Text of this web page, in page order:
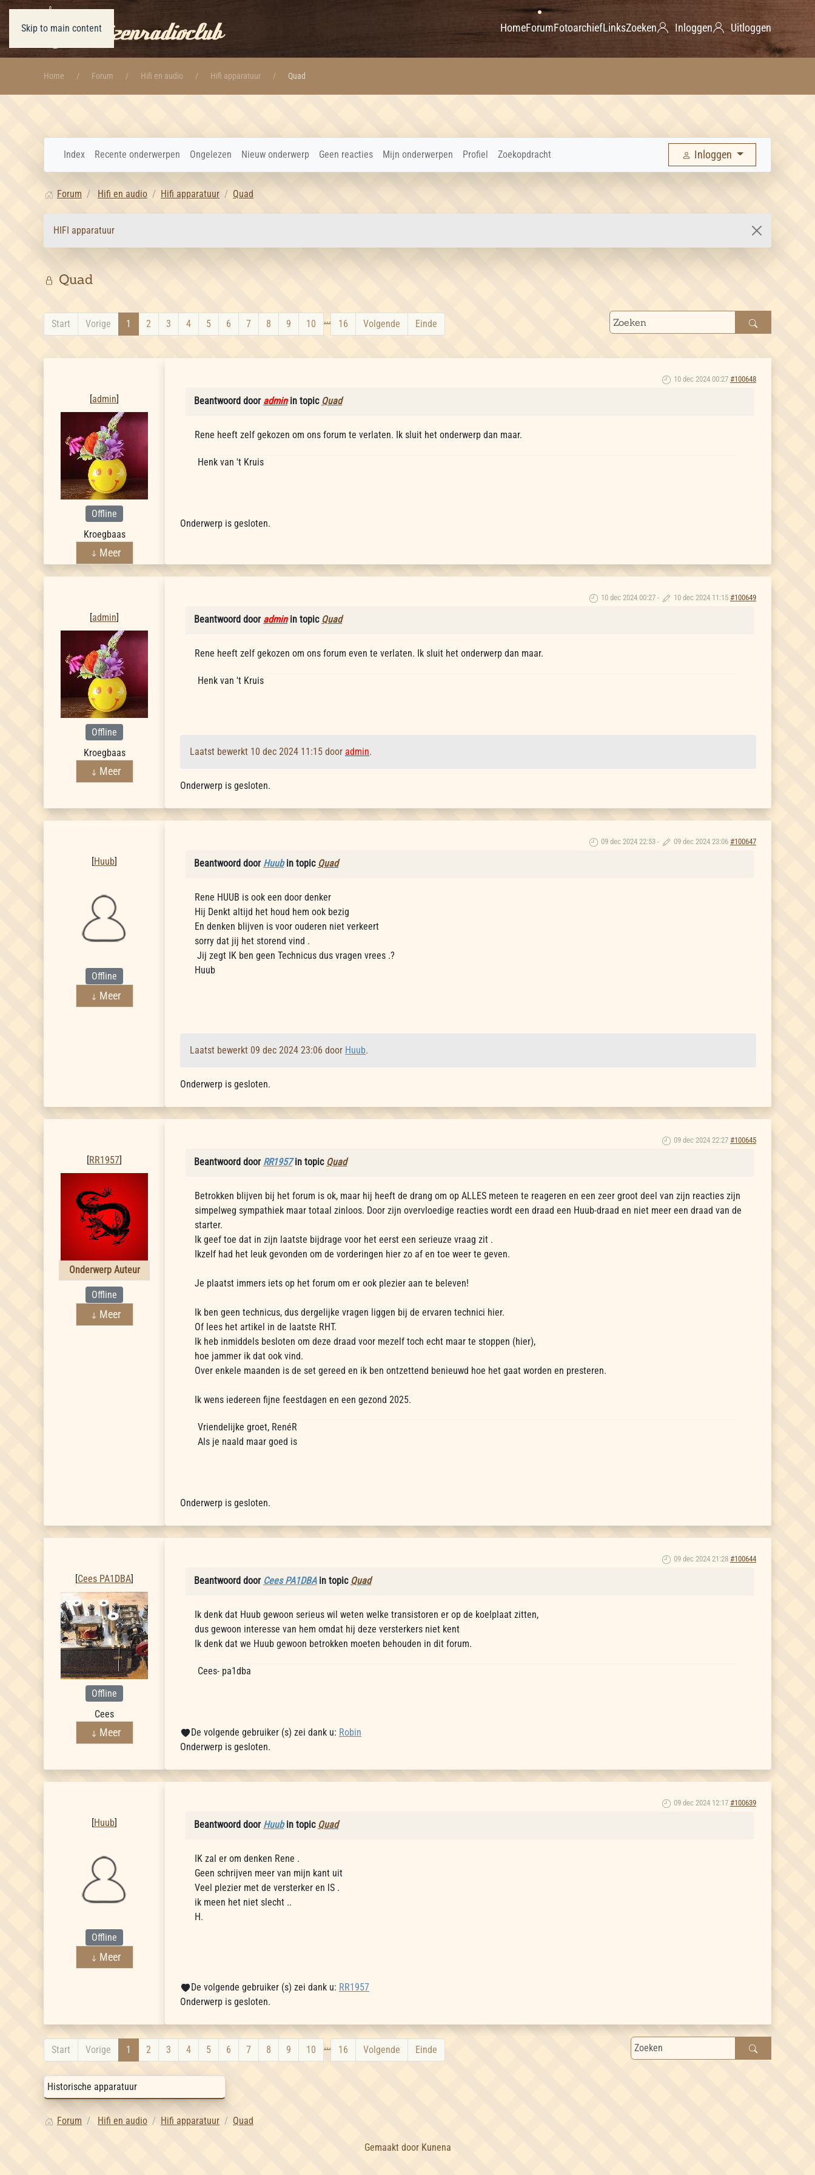
Skip to main content HomeForumFotoarchiefLinksZoeken Inloggen Uitloggen
Home Forum Hifi en audio Hifi apparatuur Quad
Index Recente onderwerpen Ongelezen Nieuw onderwerp Geen reacties Mijn onderwerpen Profiel Zoekopdracht Inloggen
Forum Hifi en audio Hifi apparatuur Quad
HIFI apparatuur
Quad
Start Vorige 1 2 3 4 5 6 7 8 9 10 ... 16 Volgende Einde
[admin]
Offline
Kroegbaas
Meer
10 dec 2024 00:27 #100648
Beantwoord door adminin topic Quad
Rene heeft zelf gekozen om ons forum te verlaten. Ik sluit het onderwerp dan maar.
Henk van 't Kruis
Onderwerp is gesloten.
[admin]
Offline
Kroegbaas
Meer
10 dec 2024 00:27 - 10 dec 2024 11:15 #100649
Beantwoord door adminin topic Quad
Rene heeft zelf gekozen om ons forum even te verlaten. Ik sluit het onderwerp dan maar.
Henk van 't Kruis
Laatst bewerkt 10 dec 2024 11:15 door admin.
Onderwerp is gesloten.
[Huub]
Offline
Meer
09 dec 2024 22:53 - 09 dec 2024 23:06 #100647
Beantwoord door Huubin topic Quad
Rene HUUB is ook een door denker
Hij Denkt altijd het houd hem ook bezig
En denken blijven is voor ouderen niet verkeert
sorry dat jij het storend vind .
Jij zegt IK ben geen Technicus dus vragen vrees .?
Huub
Laatst bewerkt 09 dec 2024 23:06 door Huub.
Onderwerp is gesloten.
[RR1957]
Onderwerp Auteur
Offline
Meer
09 dec 2024 22:27 #100645
Beantwoord door RR1957in topic Quad
Betrokken blijven bij het forum is ok, maar hij heeft de drang om op ALLES meteen te reageren en een zeer groot deel van zijn reacties zijn
simpelweg sympathiek maar totaal zinloos. Door zijn overvloedige reacties wordt een draad een Huub-draad en niet meer een draad van de
starter.
Ik geef toe dat in zijn laatste bijdrage voor het eerst een serieuze vraag zit .
Ikzelf had het leuk gevonden om de vorderingen hier zo af en toe weer te geven.
Je plaatst immers iets op het forum om er ook plezier aan te beleven!
Ik ben geen technicus, dus dergelijke vragen liggen bij de ervaren technici hier.
Of lees het artikel in de laatste RHT.
Ik heb inmiddels besloten om deze draad voor mezelf toch echt maar te stoppen (hier),
hoe jammer ik dat ook vind.
Over enkele maanden is de set gereed en ik ben ontzettend benieuwd hoe het gaat worden en presteren.
Ik wens iedereen fijne feestdagen en een gezond 2025.
Vriendelijke groet, RenéR
Als je naald maar goed is
Onderwerp is gesloten.
[Cees PA1DBA]
Offline
Cees
Meer
09 dec 2024 21:28 #100644
Beantwoord door Cees PA1DBAin topic Quad
Ik denk dat Huub gewoon serieus wil weten welke transistoren er op de koelplaat zitten,
dus gewoon interesse van hem omdat hij deze versterkers niet kent
Ik denk dat we Huub gewoon betrokken moeten behouden in dit forum.
Cees- pa1dba
De volgende gebruiker (s) zei dank u: Robin
Onderwerp is gesloten.
[Huub]
Offline
Meer
09 dec 2024 12:17 #100639
Beantwoord door Huubin topic Quad
IK zal er om denken Rene .
Geen schrijven meer van mijn kant uit
Veel plezier met de versterker en lS .
ik meen het niet slecht ..
H.
De volgende gebruiker (s) zei dank u: RR1957
Onderwerp is gesloten.
Start Vorige 1 2 3 4 5 6 7 8 9 10 ... 16 Volgende Einde
Forum Hifi en audio Hifi apparatuur Quad
Gemaakt door Kunena